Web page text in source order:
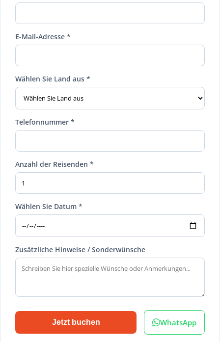
E-Mail-Adresse *
Wählen Sie Land aus *
Telefonnummer *
Anzahl der Reisenden *
Wählen Sie Datum *
Zusätzliche Hinweise / Sonderwünsche
Jetzt buchen WhatsApp